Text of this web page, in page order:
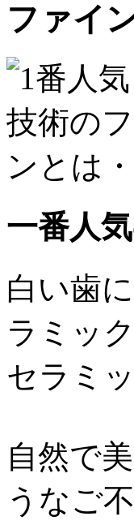
ファイ
一番人
白い歯
ラミッ
セラミ
自然で
うなご